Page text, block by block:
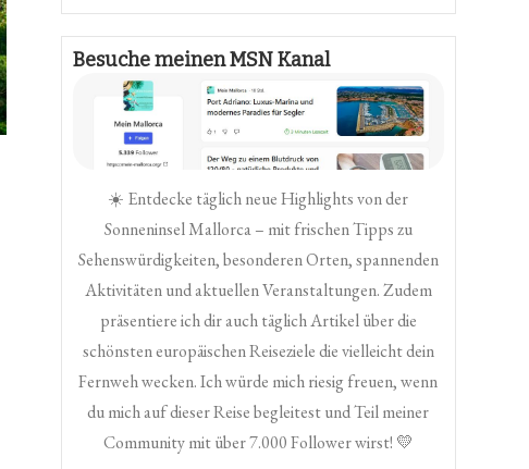
Besuche meinen MSN Kanal
☀️ Entdecke täglich neue Highlights von der
Sonneninsel Mallorca – mit frischen Tipps zu
Sehenswürdigkeiten, besonderen Orten, spannenden
Aktivitäten und aktuellen Veranstaltungen. Zudem
präsentiere ich dir auch täglich Artikel über die
schönsten europäischen Reiseziele die vielleicht dein
Fernweh wecken. Ich würde mich riesig freuen, wenn
du mich auf dieser Reise begleitest und Teil meiner
Community mit über 7.000 Follower wirst! 💛